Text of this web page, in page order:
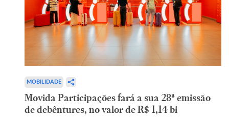
MOBILIDADE
Movida Participações fará a sua 28ª emissão
de debêntures, no valor de R$ 1,14 bi